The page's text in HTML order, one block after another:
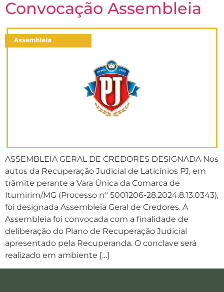
Convocação Assembleia
ASSEMBLEIA GERAL DE CREDORES DESIGNADA Nos
autos da Recuperação Judicial de Laticínios PJ, em
trâmite perante a Vara Única da Comarca de
Itumirim/MG (Processo nº 5001206-28.2024.8.13.0343),
foi designada Assembleia Geral de Credores. A
Assembleia foi convocada com a finalidade de
deliberação do Plano de Recuperação Judicial
apresentado pela Recuperanda. O conclave será
realizado em ambiente […]